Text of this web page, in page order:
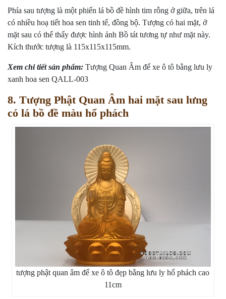
Phía sau tượng là một phiến lá bồ đề hình tim rỗng ở giữa, trên lá
có nhiều hoạ tiết hoa sen tinh tế, đồng bộ. Tượng có hai mặt, ở
mặt sau có thể thấy được hình ảnh Bồ tát tương tự như mặt này.
Kích thước tượng là 115x115x115mm.
Xem chi tiết sản phẩm: Tượng Quan Âm để xe ô tô bằng lưu ly
xanh hoa sen QALL-003
8. Tượng Phật Quan Âm hai mặt sau lưng
có lá bồ đề màu hổ phách
tượng phật quan âm để xe ô tô đẹp bằng lưu ly hổ phách cao
11cm